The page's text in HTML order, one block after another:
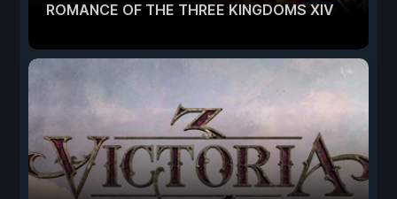
ROMANCE OF THE THREE KINGDOMS XIV